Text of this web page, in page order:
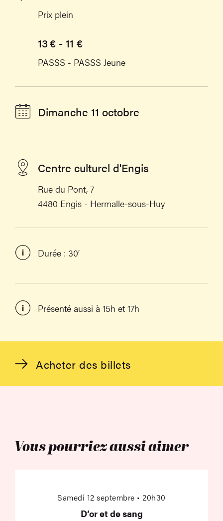
Acheter des billets
Prix plein
13 € - 11 €
PASSS - PASSS Jeune
Dimanche 11 octobre
Centre culturel d'Engis
Rue du Pont, 7
4480 Engis - Hermalle-sous-Huy
Durée : 30’
Présenté aussi à 15h et 17h
Vous pourriez aussi aimer
Samedi 12 septembre • 20h30
D’or et de sang